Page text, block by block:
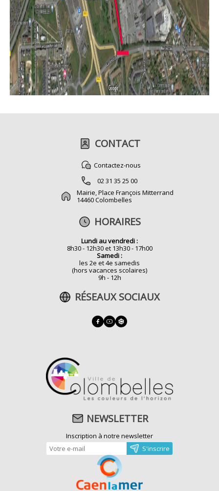
CONTACT
Contactez-nous
02 31 35 25 00
Mairie, Place François Mitterrand
14460 Colombelles
HORAIRES
Lundi au vendredi :
8h30 - 12h30 et 13h30 - 17h00
Samedi :
les 2e et 4e samedis
(hors vacances scolaires)
9h - 12h
RÉSEAUX SOCIAUX
NEWSLETTER
Inscription à notre newsletter